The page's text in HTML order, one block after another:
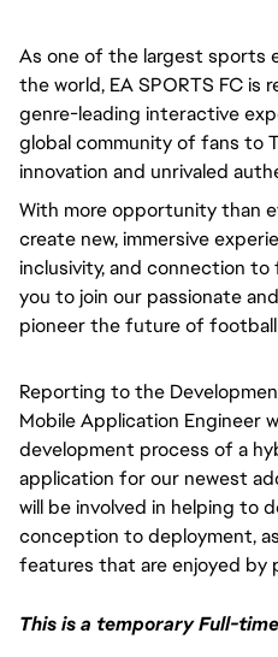
As one of the largest sports
the world, EA SPORTS FC
genre-leading interactive
global community of fans to
innovation and unrivaled
With more opportunity than
create new, immersive
inclusivity, and connection to
you to join our passionate
pioneer the future of
Reporting to the
Mobile Application Engineer
development process of a
application for our newest
will be involved in helping to
conception to deployment,
features that are enjoyed by
This is a temporary Full-